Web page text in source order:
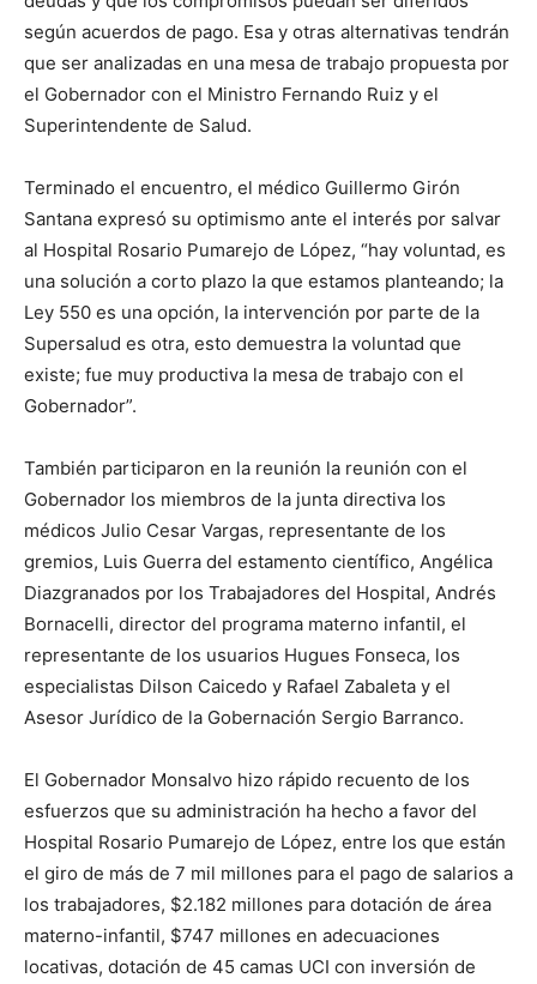
según acuerdos de pago. Esa y otras alternativas tendrán
que ser analizadas en una mesa de trabajo propuesta por
el Gobernador con el Ministro Fernando Ruiz y el
Superintendente de Salud.
Terminado el encuentro, el médico Guillermo Girón
Santana expresó su optimismo ante el interés por salvar
al Hospital Rosario Pumarejo de López, “hay voluntad, es
una solución a corto plazo la que estamos planteando; la
Ley 550 es una opción, la intervención por parte de la
Supersalud es otra, esto demuestra la voluntad que
existe; fue muy productiva la mesa de trabajo con el
Gobernador”.
También participaron en la reunión la reunión con el
Gobernador los miembros de la junta directiva los
médicos Julio Cesar Vargas, representante de los
gremios, Luis Guerra del estamento científico, Angélica
Diazgranados por los Trabajadores del Hospital, Andrés
Bornacelli, director del programa materno infantil, el
representante de los usuarios Hugues Fonseca, los
especialistas Dilson Caicedo y Rafael Zabaleta y el
Asesor Jurídico de la Gobernación Sergio Barranco.
El Gobernador Monsalvo hizo rápido recuento de los
esfuerzos que su administración ha hecho a favor del
Hospital Rosario Pumarejo de López, entre los que están
el giro de más de 7 mil millones para el pago de salarios a
los trabajadores, $2.182 millones para dotación de área
materno-infantil, $747 millones en adecuaciones
locativas, dotación de 45 camas UCI con inversión de